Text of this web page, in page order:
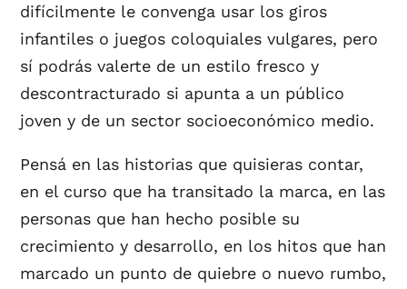
difícilmente le convenga usar los giros
infantiles o juegos coloquiales vulgares, pero
sí podrás valerte de un estilo fresco y
descontracturado si apunta a un público
joven y de un sector socioeconómico medio.
Pensá en las historias que quisieras contar,
en el curso que ha transitado la marca, en las
personas que han hecho posible su
crecimiento y desarrollo, en los hitos que han
marcado un punto de quiebre o nuevo rumbo,